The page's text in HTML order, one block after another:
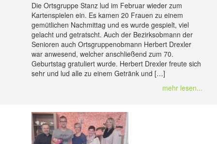
Die Ortsgruppe Stanz lud im Februar wieder zum
Kartenspielen ein. Es kamen 20 Frauen zu einem
gemütlichen Nachmittag und es wurde gespielt, viel
gelacht und getratscht. Auch der Bezirksobmann der
Senioren auch Ortsgruppenobmann Herbert Drexler
war anwesend, welcher anschließend zum 70.
Geburtstag gratuliert wurde. Herbert Drexler freute sich
sehr und lud alle zu einem Getränk und […]
mehr lesen...